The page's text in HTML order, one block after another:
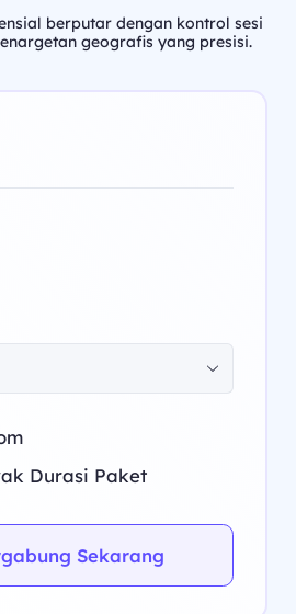
berputar dengan kontrol sesi
geografis yang presisi.
Durasi Paket
Sekarang